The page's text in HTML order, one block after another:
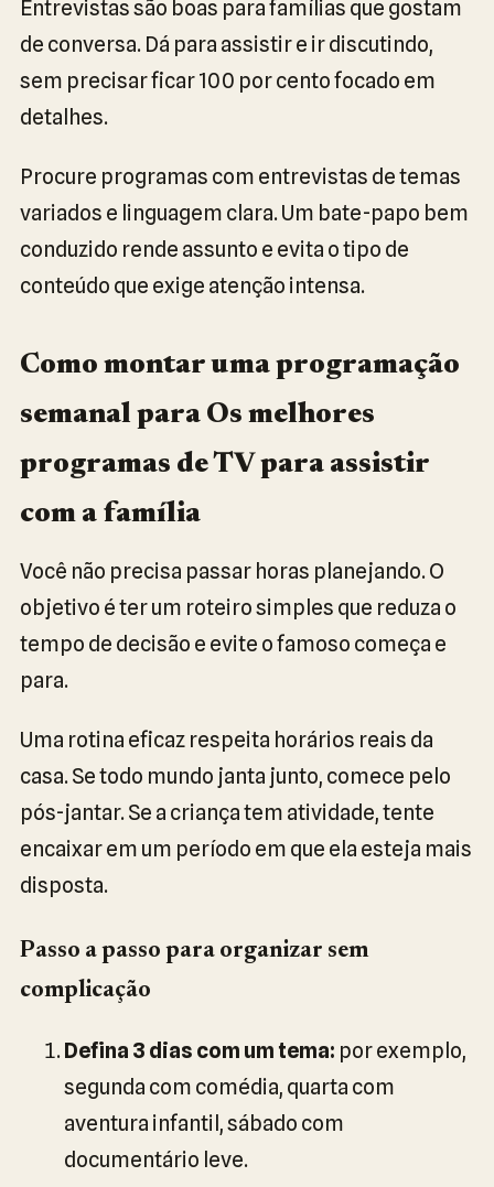
Entrevistas são boas para famílias que gostam
de conversa. Dá para assistir e ir discutindo,
sem precisar ficar 100 por cento focado em
detalhes.
Procure programas com entrevistas de temas
variados e linguagem clara. Um bate-papo bem
conduzido rende assunto e evita o tipo de
conteúdo que exige atenção intensa.
Como montar uma programação
semanal para Os melhores
programas de TV para assistir
com a família
Você não precisa passar horas planejando. O
objetivo é ter um roteiro simples que reduza o
tempo de decisão e evite o famoso começa e
para.
Uma rotina eficaz respeita horários reais da
casa. Se todo mundo janta junto, comece pelo
pós-jantar. Se a criança tem atividade, tente
encaixar em um período em que ela esteja mais
disposta.
Passo a passo para organizar sem
complicação
Defina 3 dias com um tema: por exemplo,
segunda com comédia, quarta com
aventura infantil, sábado com
documentário leve.